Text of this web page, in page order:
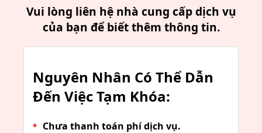
Vui lòng liên hệ nhà cung cấp dịch vụ
của bạn để biết thêm thông tin.
Nguyên Nhân Có Thể Dẫn
Đến Việc Tạm Khóa:
Chưa thanh toán phí dịch vụ.